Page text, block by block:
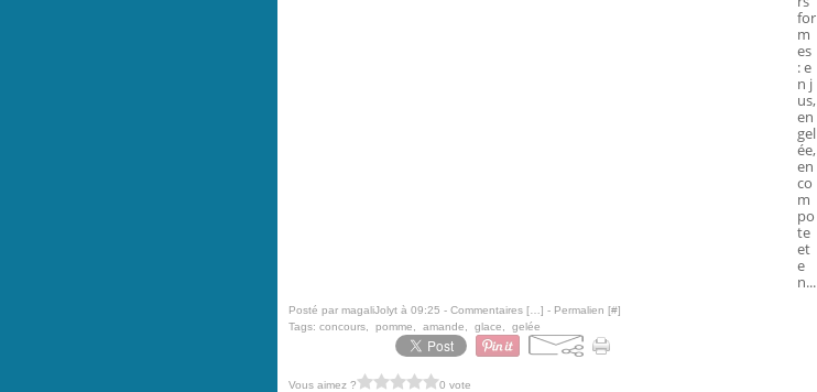
for
m
es
: e
n j
us,
en
gel
ée,
en
co
m
po
te
et
e
n...
Posté par magaliJolyt à 09:25 - Commentaires [ ] - Permalien [#]
Tags: concours pomme amande glace gelée
Vous aimez ? 0 vote